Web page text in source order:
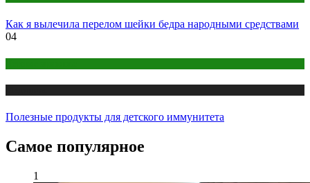
Как я вылечила перелом шейки бедра народными средствами
04
Полезные продукты для детского иммунитета
Самое популярное
1